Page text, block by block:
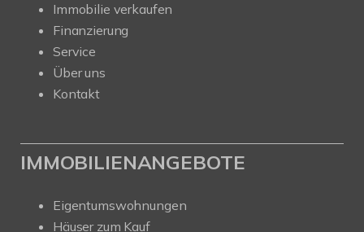
Immobilie verkaufen
Finanzierung
Service
Über uns
Kontakt
IMMOBILIENANGEBOTE
Eigentumswohnungen
Häuser zum Kauf